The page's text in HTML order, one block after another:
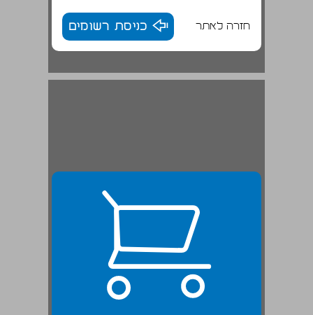
חזרה לאתר כניסת רשומים